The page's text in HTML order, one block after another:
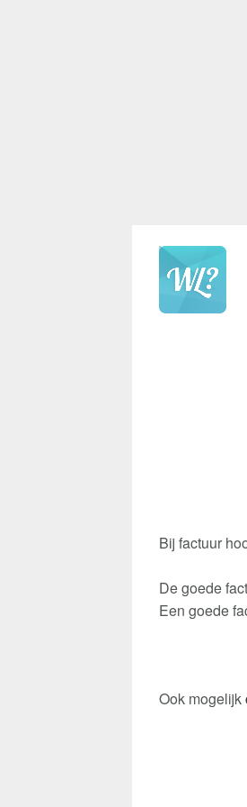
Bij factuur
De goede
Een goede
Ook mogelijk